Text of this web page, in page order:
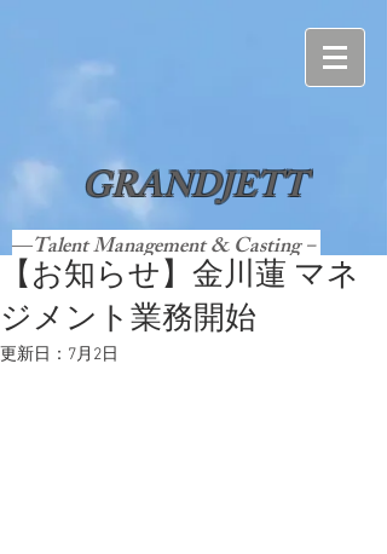
GRANDJETT
―Talent Management & Casting－
【お知らせ】金川蓮 マネ
ジメント業務開始
更新日： 7月2日